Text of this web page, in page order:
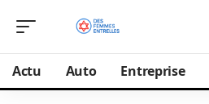
Actu Auto Entreprise